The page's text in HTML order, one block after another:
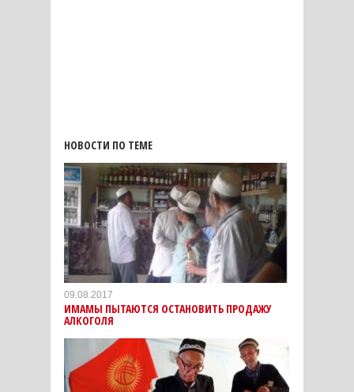
НОВОСТИ ПО ТЕМЕ
09.08.2017
ИМАМЫ ПЫТАЮТСЯ ОСТАНОВИТЬ ПРОДАЖУ
АЛКОГОЛЯ